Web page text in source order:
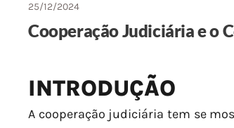
25/12/2024
Cooperação Judiciária e o
INTRODUÇÃO
A cooperação judiciária tem se